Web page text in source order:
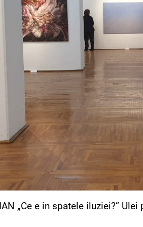
„Ce e in spatele iluziei?”